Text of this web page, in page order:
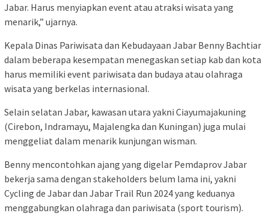
Jabar. Harus menyiapkan event atau atraksi wisata yang
menarik,” ujarnya.
Kepala Dinas Pariwisata dan Kebudayaan Jabar Benny Bachtiar
dalam beberapa kesempatan menegaskan setiap kab dan kota
harus memiliki event pariwisata dan budaya atau olahraga
wisata yang berkelas internasional.
Selain selatan Jabar, kawasan utara yakni Ciayumajakuning
(Cirebon, Indramayu, Majalengka dan Kuningan) juga mulai
menggeliat dalam menarik kunjungan wisman.
Benny mencontohkan ajang yang digelar Pemdaprov Jabar
bekerja sama dengan stakeholders belum lama ini, yakni
Cycling de Jabar dan Jabar Trail Run 2024 yang keduanya
menggabungkan olahraga dan pariwisata (sport tourism).